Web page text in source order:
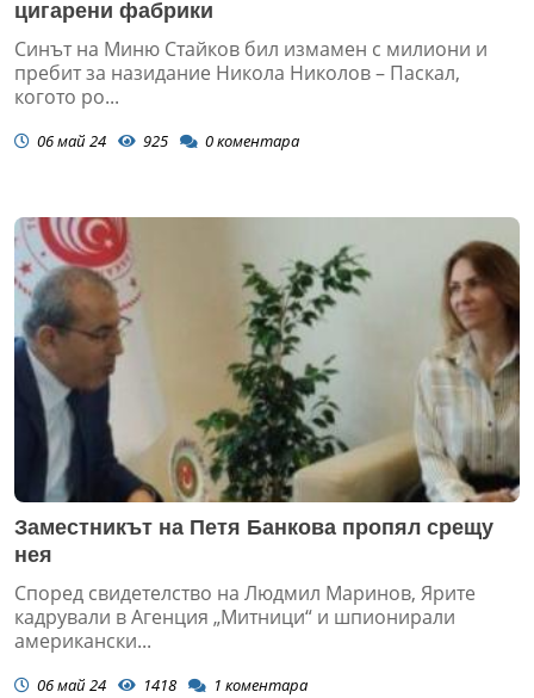
цигарени фабрики
Синът на Миню Стайков бил измамен с милиони и
пребит за назидание Никола Николов – Паскал,
когото ро...
06 май 24 925 0коментара
Заместникът на Петя Банкова пропял срещу
нея
Според свидетелство на Людмил Маринов, Ярите
кадрували в Агенция „Митници“ и шпионирали
американски...
06 май 24 1418 1 коментара